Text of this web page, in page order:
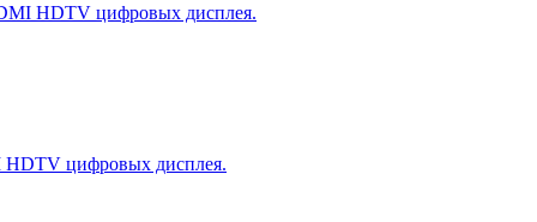
HDTV цифровых дисплея.
HDTV цифровых дисплея.